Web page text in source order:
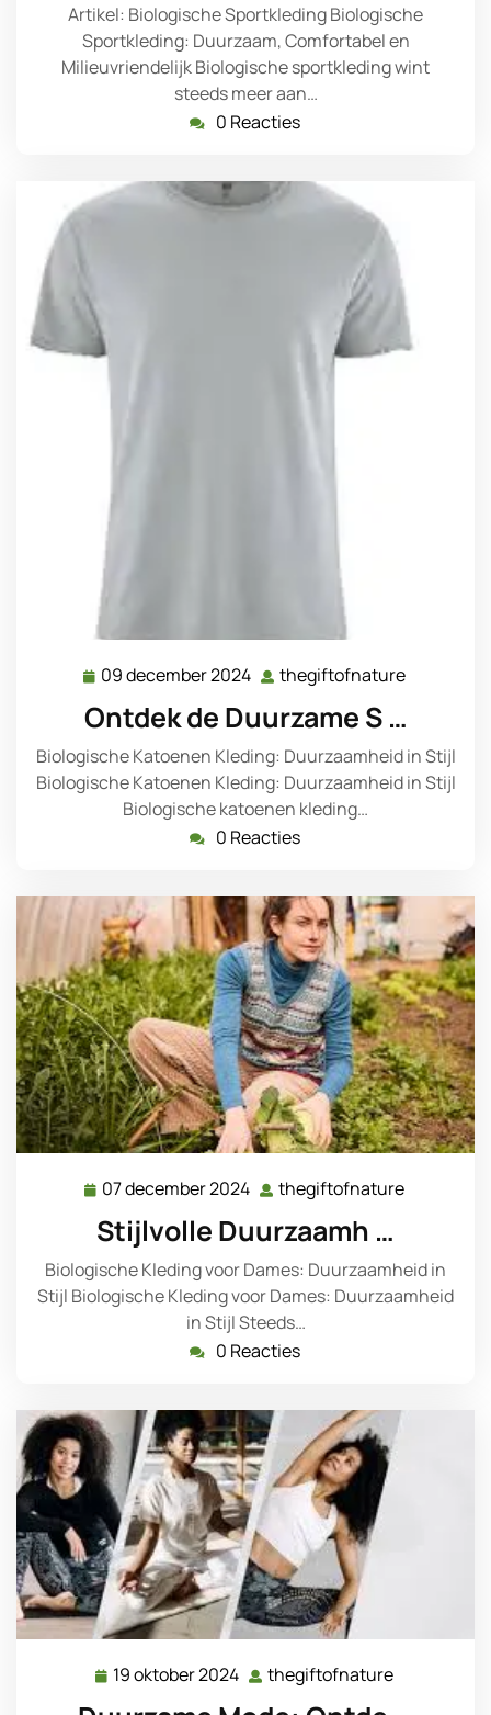
Artikel: Biologische Sportkleding Biologische
Sportkleding: Duurzaam, Comfortabel en
Milieuvriendelijk Biologische sportkleding wint
steeds meer aan…
0 Reacties
09 december 2024 09
2024
thegiftofnature
Ontdek de Duurzame S …
Biologische Katoenen Kleding: Duurzaamheid in Stijl
Biologische Katoenen Kleding: Duurzaamheid in Stijl
Biologische katoenen kleding…
0 Reacties
07 december 2024 07
2024
thegiftofnature
Stijlvolle Duurzaamh …
Biologische Kleding voor Dames: Duurzaamheid in
Stijl Biologische Kleding voor Dames: Duurzaamheid
in Stijl Steeds…
0 Reacties
19 oktober 2024 19
oktober
thegiftofnature